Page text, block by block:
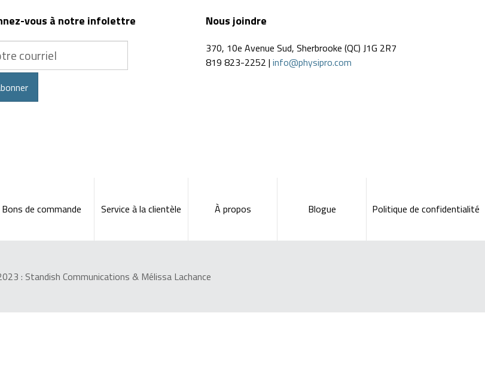
vous à notre infolettre Nous joindre
370, 10e Avenue Sud, Sherbrooke (QC) J1G 2R7
819 823-2252 | info@physipro.com
Bons de commande Service à la clientèle À propos Blogue Politique de confidentialité
: Standish Communications & Mélissa Lachance